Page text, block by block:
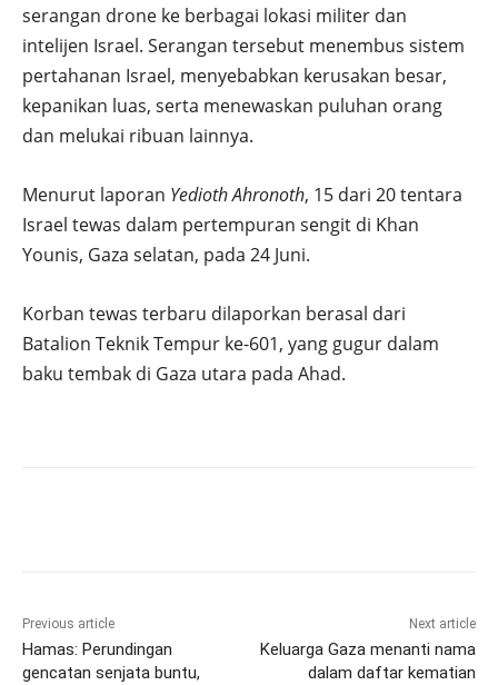
serangan drone ke berbagai lokasi militer dan
intelijen Israel. Serangan tersebut menembus sistem
pertahanan Israel, menyebabkan kerusakan besar,
kepanikan luas, serta menewaskan puluhan orang
dan melukai ribuan lainnya.
Menurut laporan Yedioth Ahronoth, 15 dari 20 tentara
Israel tewas dalam pertempuran sengit di Khan
Younis, Gaza selatan, pada 24 Juni.
Korban tewas terbaru dilaporkan berasal dari
Batalion Teknik Tempur ke-601, yang gugur dalam
baku tembak di Gaza utara pada Ahad.
Previous article
Hamas: Perundingan
gencatan senjata buntu,
Next article
Keluarga Gaza menanti nama
dalam daftar kematian